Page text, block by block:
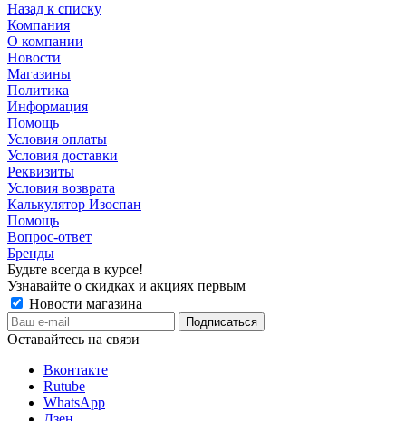
Назад к списку
Компания
О компании
Новости
Магазины
Политика
Информация
Помощь
Условия оплаты
Условия доставки
Реквизиты
Условия возврата
Калькулятор Изоспан
Помощь
Вопрос-ответ
Бренды
Будьте всегда в курсе!
Узнавайте о скидках и акциях первым
Новости магазина
Оставайтесь на связи
Вконтакте
Rutube
WhatsApp